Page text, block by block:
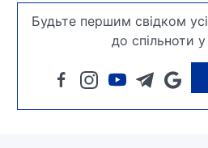
Будьте першим свідком
до спільноти